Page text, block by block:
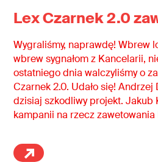
Lex Czarnek 2.0
Wygraliśmy, naprawdę! Wbrew
wbrew sygnałom z Kancelarii,
ostatniego dnia walczyliśmy o
Czarnek 2.0. Udało się! Andrzej
dzisiaj szkodliwy projekt. Jakub
kampanii na rzecz zawetowania